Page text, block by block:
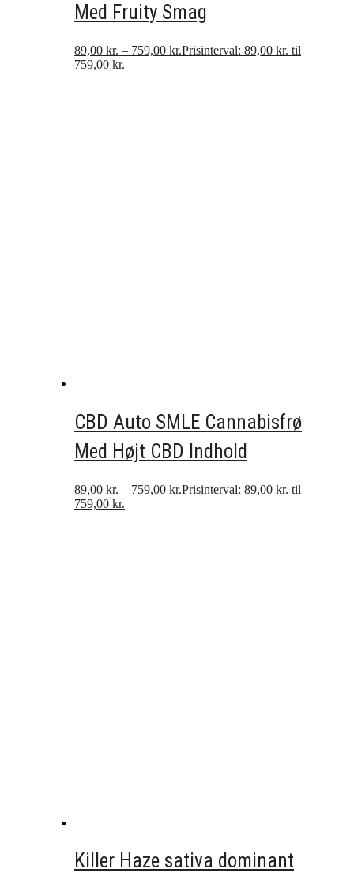
Med Fruity Smag
89,00 kr. – 759,00 kr.Prisinterval: 89,00 kr. til
759,00 kr.
CBD Auto SMLE Cannabisfrø
Med Højt CBD Indhold
89,00 kr. – 759,00 kr.Prisinterval: 89,00 kr. til
759,00 kr.
Killer Haze sativa dominant